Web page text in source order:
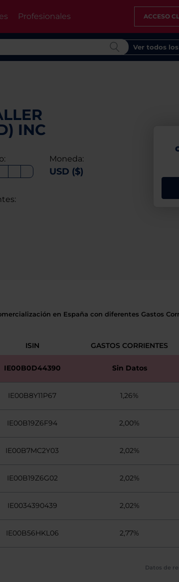
Profesionales ACCESO
Ver todos
INC
Moneda:
USD ($)
en España con diferentes Gastos
ISIN GASTOS CORRIENTES
IE00B0D44390 Sin Datos
IE00B8Y11P67 1,26%
IE00B19Z6F94 2,00%
IE00B7MC2Y03 2,02%
IE00B19Z6G02 2,02%
IE0034390439 2,02%
IE00B56HKL06 2,77%
Datos de